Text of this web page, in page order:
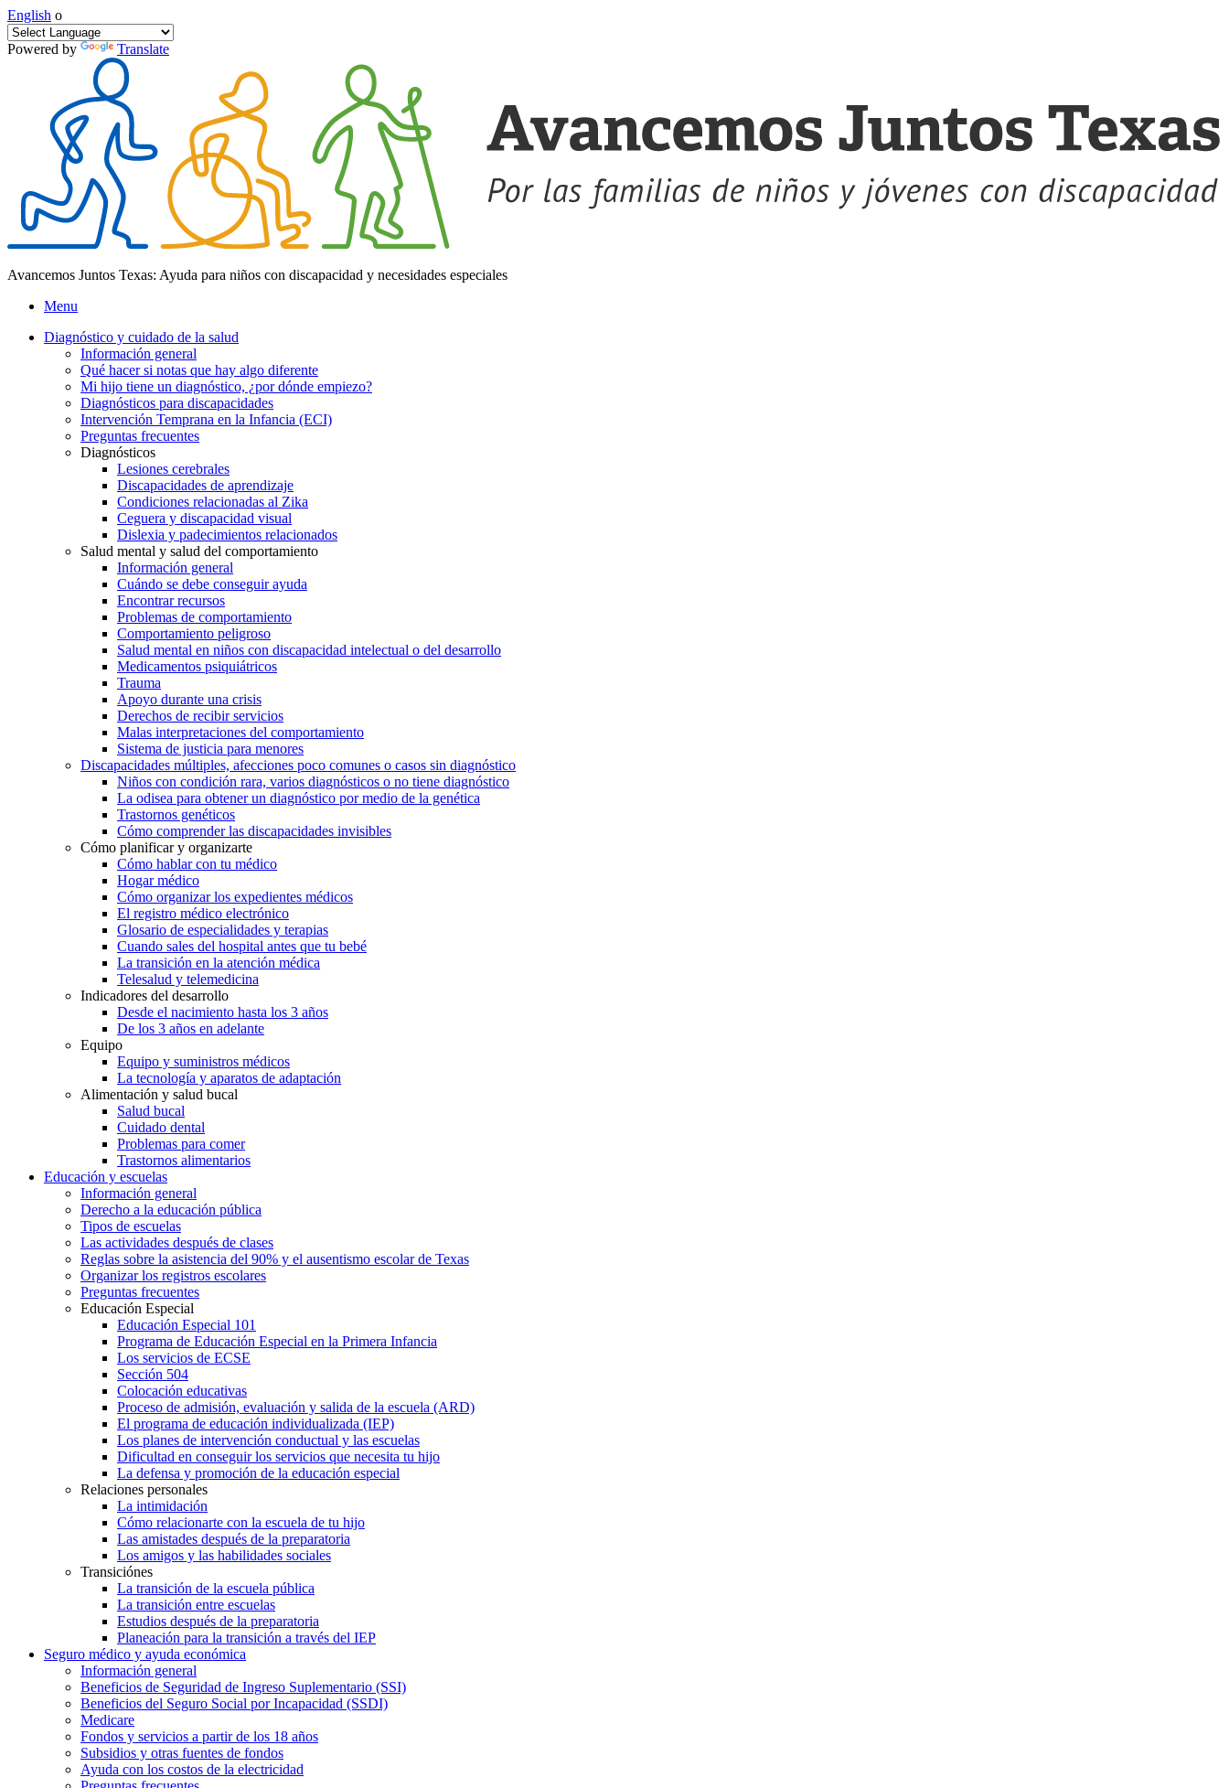
English o
Powered by Translate
Avancemos Juntos Texas: Ayuda para niños con discapacidad y necesidades especiales
Menu
Diagnóstico y cuidado de la salud
Información general
Qué hacer si notas que hay algo diferente
Mi hijo tiene un diagnóstico, ¿por dónde empiezo?
Diagnósticos para discapacidades
Intervención Temprana en la Infancia (ECI)
Preguntas frecuentes
Diagnósticos
Lesiones cerebrales
Discapacidades de aprendizaje
Condiciones relacionadas al Zika
Ceguera y discapacidad visual
Dislexia y padecimientos relacionados
Salud mental y salud del comportamiento
Información general
Cuándo se debe conseguir ayuda
Encontrar recursos
Problemas de comportamiento
Comportamiento peligroso
Salud mental en niños con discapacidad intelectual o del desarrollo
Medicamentos psiquiátricos
Trauma
Apoyo durante una crisis
Derechos de recibir servicios
Malas interpretaciones del comportamiento
Sistema de justicia para menores
Discapacidades múltiples, afecciones poco comunes o casos sin diagnóstico
Niños con condición rara, varios diagnósticos o no tiene diagnóstico
La odisea para obtener un diagnóstico por medio de la genética
Trastornos genéticos
Cómo comprender las discapacidades invisibles
Cómo planificar y organizarte
Cómo hablar con tu médico
Hogar médico
Cómo organizar los expedientes médicos
El registro médico electrónico
Glosario de especialidades y terapias
Cuando sales del hospital antes que tu bebé
La transición en la atención médica
Telesalud y telemedicina
Indicadores del desarrollo
Desde el nacimiento hasta los 3 años
De los 3 años en adelante
Equipo
Equipo y suministros médicos
La tecnología y aparatos de adaptación
Alimentación y salud bucal
Salud bucal
Cuidado dental
Problemas para comer
Trastornos alimentarios
Educación y escuelas
Información general
Derecho a la educación pública
Tipos de escuelas
Las actividades después de clases
Reglas sobre la asistencia del 90% y el ausentismo escolar de Texas
Organizar los registros escolares
Preguntas frecuentes
Educación Especial
Educación Especial 101
Programa de Educación Especial en la Primera Infancia
Los servicios de ECSE
Sección 504
Colocación educativas
Proceso de admisión, evaluación y salida de la escuela (ARD)
El programa de educación individualizada (IEP)
Los planes de intervención conductual y las escuelas
Dificultad en conseguir los servicios que necesita tu hijo
La defensa y promoción de la educación especial
Relaciones personales
La intimidación
Cómo relacionarte con la escuela de tu hijo
Las amistades después de la preparatoria
Los amigos y las habilidades sociales
Transiciónes
La transición de la escuela pública
La transición entre escuelas
Estudios después de la preparatoria
Planeación para la transición a través del IEP
Seguro médico y ayuda económica
Información general
Beneficios de Seguridad de Ingreso Suplementario (SSI)
Beneficios del Seguro Social por Incapacidad (SSDI)
Medicare
Fondos y servicios a partir de los 18 años
Subsidios y otras fuentes de fondos
Ayuda con los costos de la electricidad